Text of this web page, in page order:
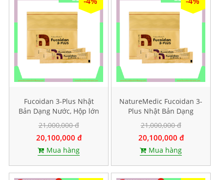
Fucoidan 3-Plus Nhật
Bản Dạng Nước, Hộp lớn
50 gói
21,000,000 đ
20,100,000 đ
Mua hàng
NatureMedic Fucoidan 3-
Plus Nhật Bản Dạng
Nước, Hộp lớn 50 gói
21,000,000 đ
20,100,000 đ
Mua hàng